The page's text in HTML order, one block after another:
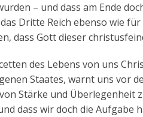
– und dass am Ende
Dritte Reich ebenso wie
dass Gott dieser
des Lebens von uns
Staates, warnt uns vor
Stärke und Überlegenheit
dass wir doch die